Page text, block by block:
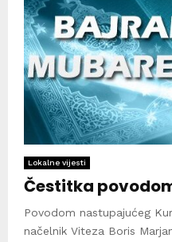
Lokalne vijesti
Čestitka
Povodom nastupajućeg
načelnik Viteza Boris